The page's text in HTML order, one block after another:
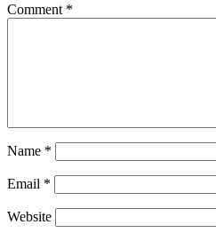
Comment *
Name *
Email *
Website